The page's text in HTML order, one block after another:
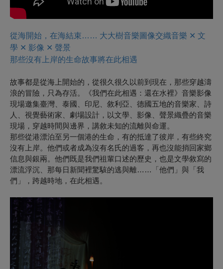
從海開始，在海結束…… 大大樹音樂圖像交織音樂 ✕ 文
學 ✕ 影像 ✕ 聲景
那些沒有上岸的生命故事將在此相遇
故事都是從海上開始的，從很久很久以前到現在，那些穿越濤
浪的冒險，只為存活。《我們在此相遇：還在水裡》音樂影像
現場邀集臺灣、泰國、印尼、敘利亞、德國五地的音樂家、詩
人、視覺藝術家、劇場設計，以文學、影像、聲景織疊的音樂
現場，穿越時間與邊界，講敘未知的流離與命運。
那些從港漂泊至另一個港的生命，有的抵達了彼岸，有些終究
沒有上岸。他們或者成為沒有名氏的過客，再也沒能捎回家鄉
信息與銀兩。他們既是我們祖輩口述的歷史，也是文學敘寫的
漂流浮沉、那每日新聞裡驚駭的逃與離……「他們」與「我
們」，跨越時地，在此相遇。